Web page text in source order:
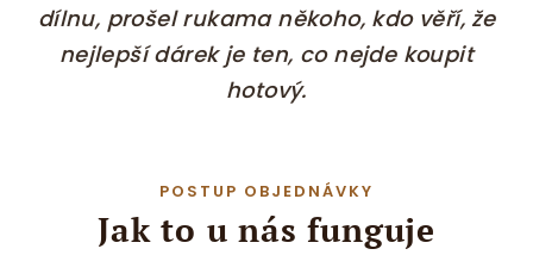
dílnu, prošel rukama někoho, kdo věří, že
nejlepší dárek je ten, co nejde koupit
hotový.
POSTUP OBJEDNÁVKY
Jak to u nás funguje